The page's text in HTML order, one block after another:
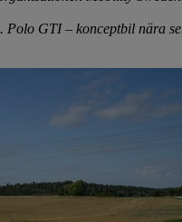
GTI – konceptbil nära